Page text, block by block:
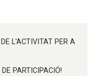
L'ACTIVITAT PER A
PARTICIPACIÓ!